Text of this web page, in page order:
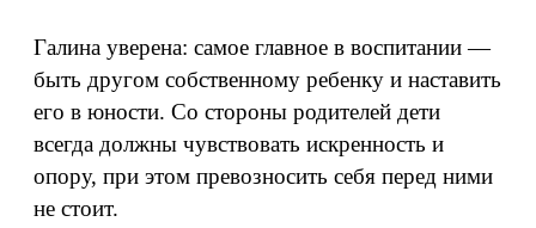
Галина уверена: самое главное в воспитании —
быть другом собственному ребенку и наставить
его в юности. Со стороны родителей дети
всегда должны чувствовать искренность и
опору, при этом превозносить себя перед ними
не стоит.